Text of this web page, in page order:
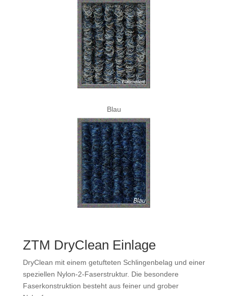
Blau
ZTM DryClean Einlage
DryClean mit einem getufteten Schlingenbelag und einer
speziellen Nylon-2-Faserstruktur. Die besondere
Faserkonstruktion besteht aus feiner und grober